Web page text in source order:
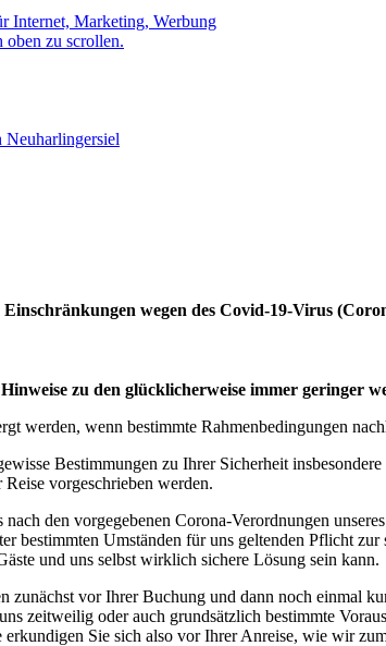
Internet, Marketing, Werbung
oben zu scrollen.
Neuharlingersiel
wegen des Covid-19-Virus
zu den glücklicherweise immer geringer
werden, wenn bestimmte Rahmenbedingungen
Bestimmungen zu Ihrer Sicherheit
vorgeschrieben werden.
den vorgegebenen Corona-Verordnungen
bestimmten Umständen für uns geltenden Pflicht
und uns selbst wirklich sichere Lösung sein kann.
zunächst vor Ihrer Buchung und dann noch einmal
zeitweilig oder auch grundsätzlich bestimmte
Sie sich also vor Ihrer Anreise, wie wir